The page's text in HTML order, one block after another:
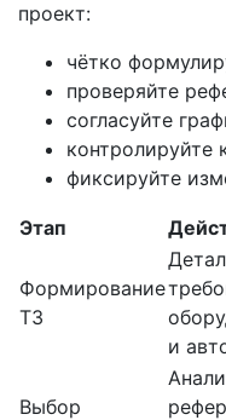
проект:
чётко
проверяйте
согласуйте
контролируйте
фиксируйте
Этап
Формирование
ТЗ
и
Выбор